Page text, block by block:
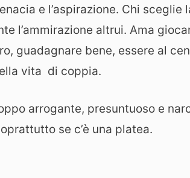
e l’aspirazione. Chi sceglie
l’ammirazione altrui. Ama
guadagnare bene, essere al
vita di coppia.
arrogante, presuntuoso e
se c’è una platea.